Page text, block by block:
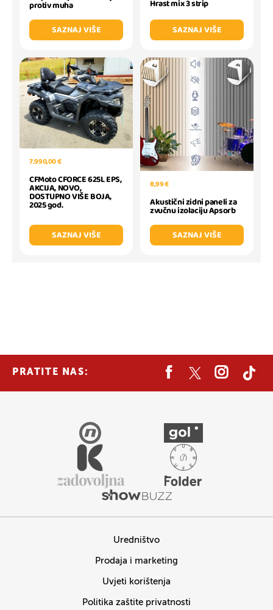
protiv muha
SAZNAJ VIŠE
Hrast mix 3 strip
SAZNAJ VIŠE
7.990,00 €
CFMoto CFORCE 625L EPS,
AKCIJA, NOVO,
DOSTUPNO VIŠE BOJA,
2025 god.
SAZNAJ VIŠE
8,99 €
Akustični zidni paneli za
zvučnu izolaciju Apsorb
SAZNAJ VIŠE
PRATITE NAS:
Uredništvo
Prodaja i marketing
Uvjeti korištenja
Politika zaštite privatnosti